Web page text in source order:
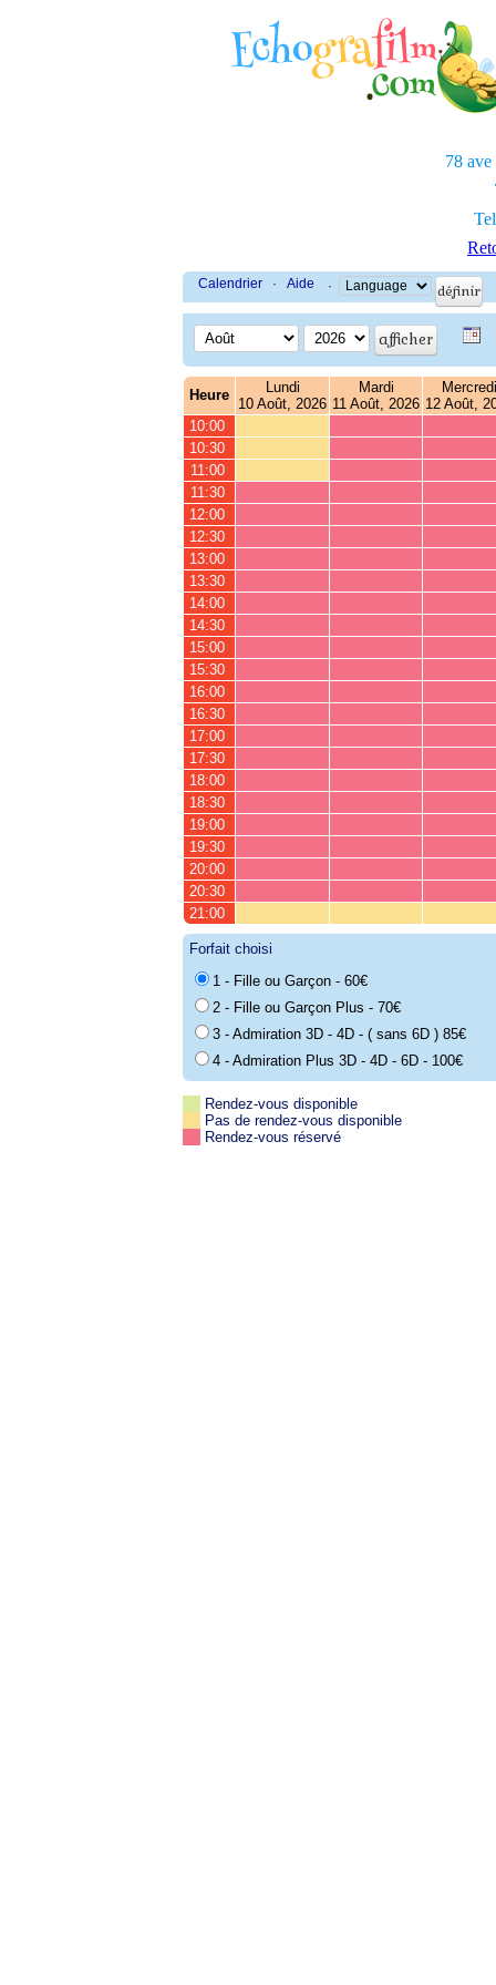
78 ave
Calendrier · Aide ·
Heure
Lundi
10 Août, 2026
Mardi
11 Août, 2026
Mercredi
12 Août,
10:00
10:30
11:00
11:30
12:00
12:30
13:00
13:30
14:00
14:30
15:00
15:30
16:00
16:30
17:00
17:30
18:00
18:30
19:00
19:30
20:00
20:30
21:00
Forfait choisi
1 - Fille ou Garçon - 60€
2 - Fille ou Garçon Plus - 70€
3 - Admiration 3D - 4D - ( sans 6D ) 85€
4 - Admiration Plus 3D - 4D - 6D - 100€
Rendez-vous disponible
Pas de rendez-vous disponible
Rendez-vous réservé